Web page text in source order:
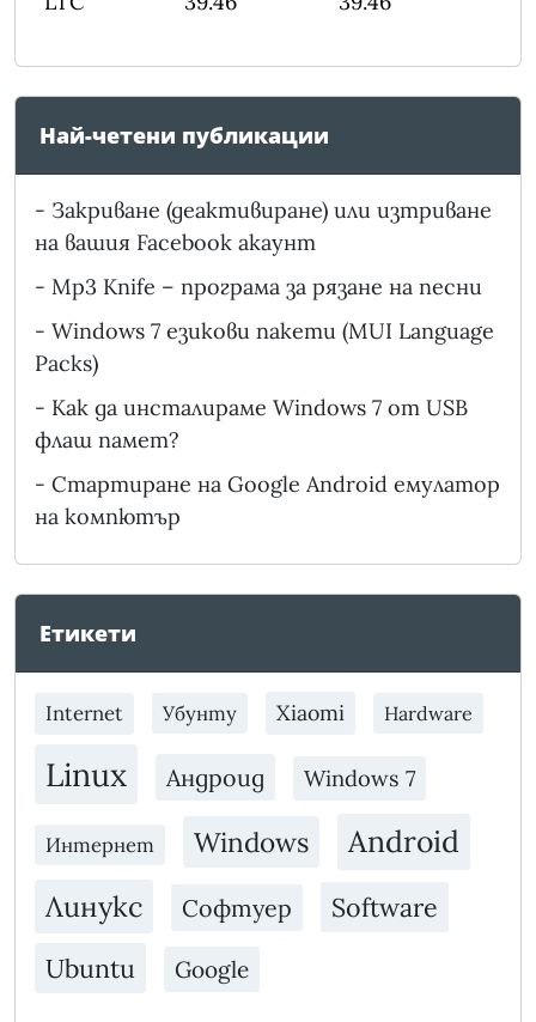
Най-четени публикации
- Закриване (деактивиране) или изтриване
на вашия Facebook акаунт
- Mp3 Knife – програма за рязане на песни
- Windows 7 езикови пакети (MUI Language
Packs)
- Как да инсталираме Windows 7 от USB
флаш памет?
- Стартиране на Google Android емулатор
на компютър
Етикети
Internet Убунту Xiaomi Hardware
Linux Андроид Windows 7
Интернет Windows Android
Линукс Софтуер
Software
Ubuntu
Google